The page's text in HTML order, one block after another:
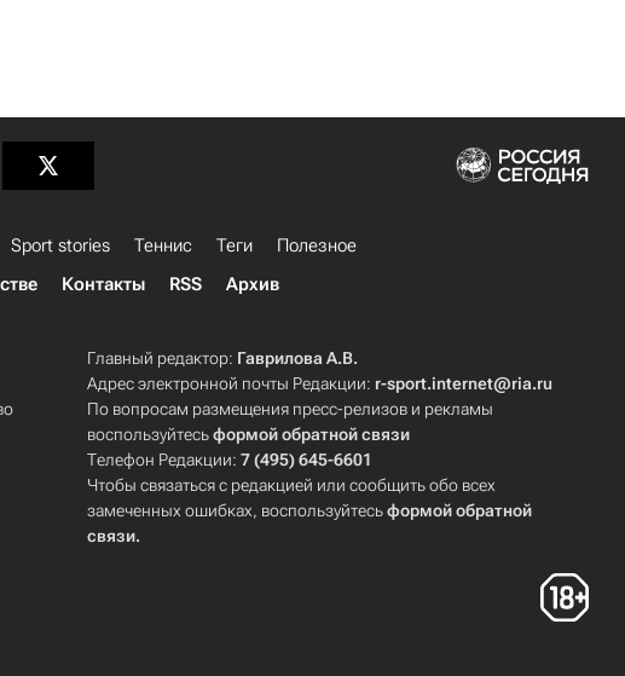
Sport stories Теннис Теги
Полезное
Контакты RSS Архив
Главный редактор: Гаврилова А.В.
Адрес электронной почты Редакции: r-sport.internet@ria.ru
По вопросам размещения пресс-релизов и рекламы
воспользуйтесьформой обратной связи
Телефон Редакции:7 (495) 645-6601
Чтобы связаться с редакцией или сообщить обо всех
замеченных ошибках, воспользуйтесьформой обратной
связи.